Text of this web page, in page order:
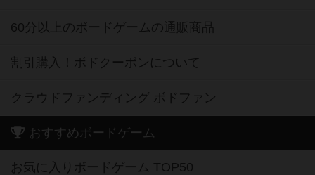
60分以上のボードゲームの通販商品
割引購入！ボドクーポンについて
クラウドファンディング ボドファン
おすすめボードゲーム
お気に入りボードゲーム TOP50